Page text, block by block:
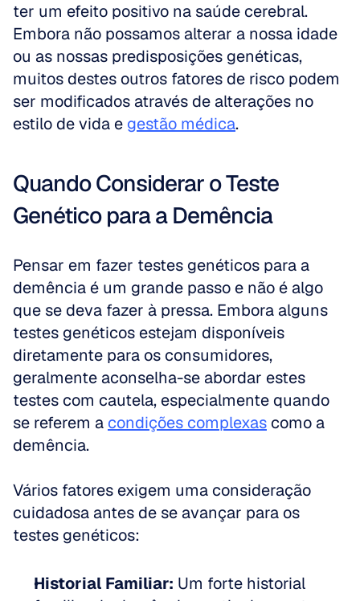
ter um efeito positivo na saúde cerebral.
Embora não possamos alterar a nossa idade
ou as nossas predisposições genéticas,
muitos destes outros fatores de risco podem
ser modificados através de alterações no
estilo de vida e gestão médica.
Quando Considerar o Teste
Genético para a Demência
Pensar em fazer testes genéticos para a
demência é um grande passo e não é algo
que se deva fazer à pressa. Embora alguns
testes genéticos estejam disponíveis
diretamente para os consumidores,
geralmente aconselha-se abordar estes
testes com cautela, especialmente quando
se referem a condições complexas como a
demência.
Vários fatores exigem uma consideração
cuidadosa antes de se avançar para os
testes genéticos:
Historial Familiar: Um forte historial